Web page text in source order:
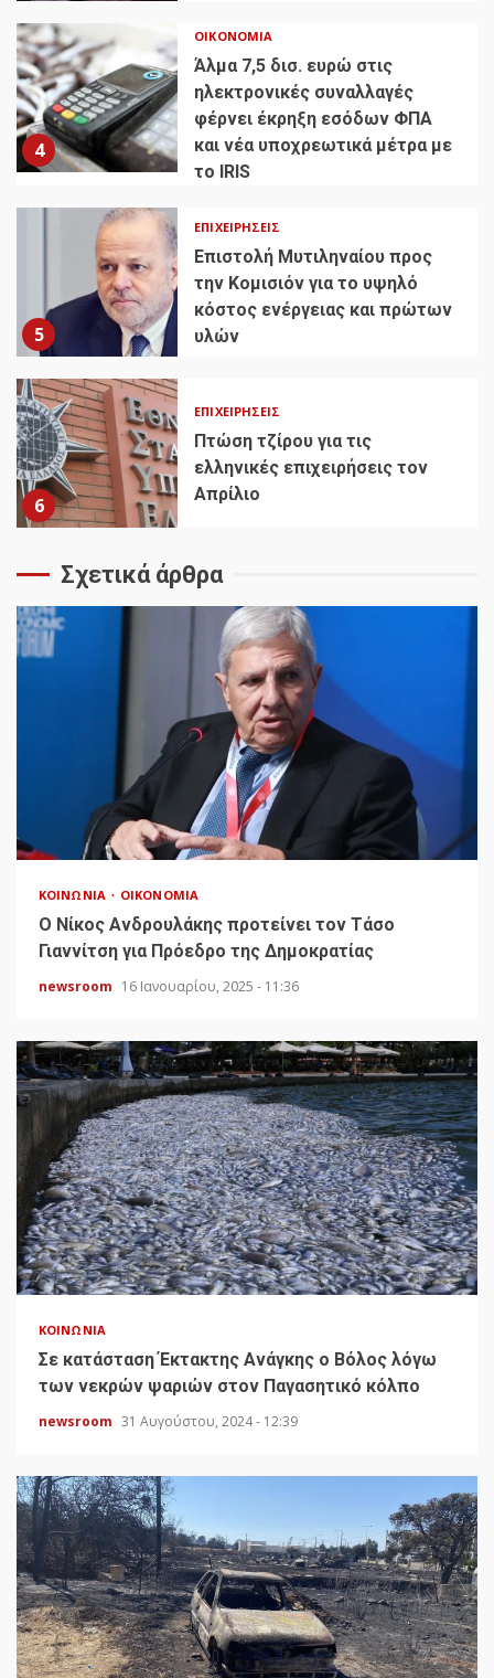
4
ΟΙΚΟΝΟΜΊΑ
Άλμα 7,5 δισ. ευρώ στις
ηλεκτρονικές συναλλαγές
φέρνει έκρηξη εσόδων ΦΠΑ
και νέα υποχρεωτικά μέτρα με
το IRIS
5
ΕΠΙΧΕΙΡΉΣΕΙΣ
Επιστολή Μυτιληναίου προς
την Κομισιόν για το υψηλό
κόστος ενέργειας και πρώτων
υλών
6
ΕΠΙΧΕΙΡΉΣΕΙΣ
Πτώση τζίρου για τις
ελληνικές επιχειρήσεις τον
Απρίλιο
Σχετικά άρθρα
ΚΟΙΝΩΝΊΑ ΟΙΚΟΝΟΜΊΑ
Ο Νίκος Ανδρουλάκης προτείνει τον Τάσο
Γιαννίτση για Πρόεδρο της Δημοκρατίας
newsroom 16 Ιανουαρίου, 2025 - 11:36
ΚΟΙΝΩΝΊΑ
Σε κατάσταση Έκτακτης Ανάγκης ο Βόλος λόγω
των νεκρών ψαριών στον Παγασητικό κόλπο
newsroom 31 Αυγούστου, 2024 - 12:39